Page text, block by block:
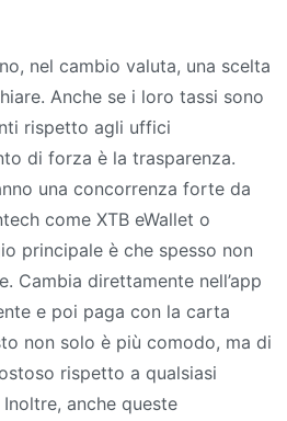
nel cambio valuta, una scelta
Anche se i loro tassi sono
rispetto agli uffici
di forza è la trasparenza.
una concorrenza forte da
come XTB eWallet o
principale è che spesso non
Cambia direttamente nell’app
e poi paga con la carta
non solo è più comodo, ma di
rispetto a qualsiasi
anche queste